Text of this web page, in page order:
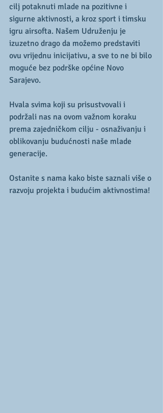
cilj potaknuti mlade na pozitivne i
sigurne aktivnosti, a kroz sport i timsku
igru airsofta. Našem Udruženju je
izuzetno drago da možemo predstaviti
ovu vrijednu inicijativu, a sve to ne bi bilo
moguće bez podrške općine Novo
Sarajevo.
Hvala svima koji su prisustvovali i
podržali nas na ovom važnom koraku
prema zajedničkom cilju - osnaživanju i
oblikovanju budućnosti naše mlade
generacije.
Ostanite s nama kako biste saznali više o
razvoju projekta i budućim aktivnostima!